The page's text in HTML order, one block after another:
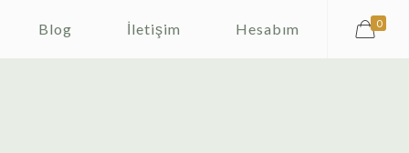
Blog İletişim Hesabım 0